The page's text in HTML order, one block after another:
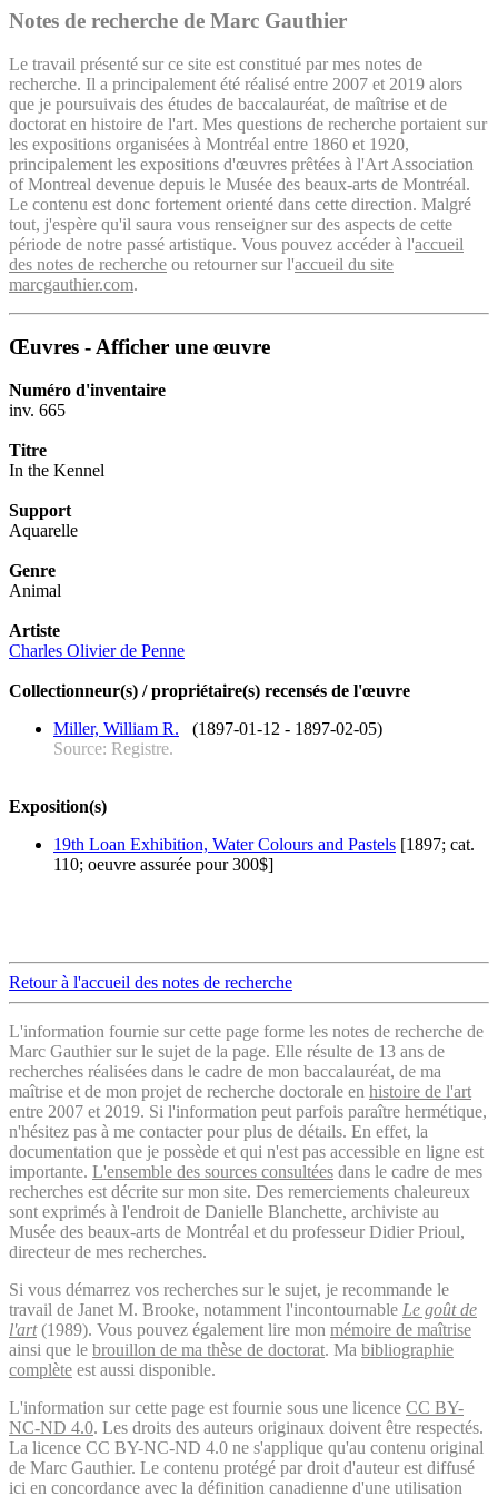
Notes de recherche de Marc Gauthier
Le travail présenté sur ce site est constitué par mes notes de
recherche. Il a principalement été réalisé entre 2007 et 2019 alors
que je poursuivais des études de baccalauréat, de maîtrise et de
doctorat en histoire de l'art. Mes questions de recherche portaient sur
les expositions organisées à Montréal entre 1860 et 1920,
principalement les expositions d'œuvres prêtées à l'Art Association
of Montreal devenue depuis le Musée des beaux-arts de Montréal.
Le contenu est donc fortement orienté dans cette direction. Malgré
tout, j'espère qu'il saura vous renseigner sur des aspects de cette
période de notre passé artistique. Vous pouvez accéder à l'accueil
des notes de recherche ou retourner sur l'accueil du site
marcgauthier.com.
Œuvres - Afficher une œuvre
Numéro d'inventaire
inv. 665
Titre
In the Kennel
Support
Aquarelle
Genre
Animal
Artiste
Charles Olivier de Penne
Collectionneur(s) / propriétaire(s) recensés de l'œuvre
Miller, William R. (1897-01-12 - 1897-02-05)
Source: Registre.
Exposition(s)
19th Loan Exhibition, Water Colours and Pastels [1897; cat.
110; oeuvre assurée pour 300$]
Retour à l'accueil des notes de recherche
L'information fournie sur cette page forme les notes de recherche de
Marc Gauthier sur le sujet de la page. Elle résulte de 13 ans de
recherches réalisées dans le cadre de mon baccalauréat, de ma
maîtrise et de mon projet de recherche doctorale en histoire de l'art
entre 2007 et 2019. Si l'information peut parfois paraître hermétique,
n'hésitez pas à me contacter pour plus de détails. En effet, la
documentation que je possède et qui n'est pas accessible en ligne est
importante. L'ensemble des sources consultées dans le cadre de mes
recherches est décrite sur mon site. Des remerciements chaleureux
sont exprimés à l'endroit de Danielle Blanchette, archiviste au
Musée des beaux-arts de Montréal et du professeur Didier Prioul,
directeur de mes recherches.
Si vous démarrez vos recherches sur le sujet, je recommande le
travail de Janet M. Brooke, notamment l'incontournable Le goût de
l'art(1989). Vous pouvez également lire mon mémoire de maîtrise
ainsi que le brouillon de ma thèse de doctorat. Ma bibliographie
complète est aussi disponible.
L'information sur cette page est fournie sous une licence CC BY-
NC-ND 4.0. Les droits des auteurs originaux doivent être respectés.
La licence CC BY-NC-ND 4.0 ne s'applique qu'au contenu original
de Marc Gauthier. Le contenu protégé par droit d'auteur est diffusé
ici en concordance avec la définition canadienne d'une utilisation